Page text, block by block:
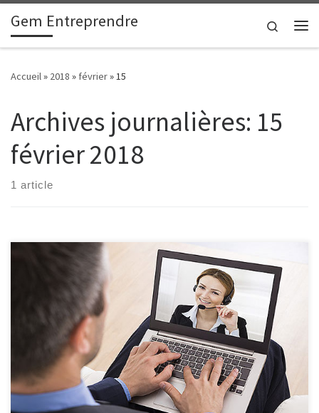
Passer au contenu
Gem Entreprendre
Search
Accueil» 2018 » février»15
Archives journalières: 15
février 2018
1 article
S’il a été toujours été plus avenant de disposer d’une formation
en salle ou de se connecter pour accéder à des formations en
ligne, l’enseignement par téléphone s’intègre peu à peu dans
l’univers des formations à distance. Le cours par voie
téléphonique est toutefois restreint à des filières de la […]